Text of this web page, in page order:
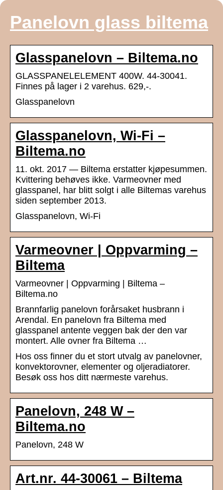
Panelovn glass biltema
Glasspanelovn – Biltema.no
GLASSPANELELEMENT 400W. 44-30041.
Finnes på lager i 2 varehus. 629,-.
Glasspanelovn
Glasspanelovn, Wi-Fi –
Biltema.no
11. okt. 2017 — Biltema erstatter kjøpesummen.
Kvittering behøves ikke. Varmeovner med
glasspanel, har blitt solgt i alle Biltemas varehus
siden september 2013.
Glasspanelovn, Wi-Fi
Varmeovner | Oppvarming –
Biltema
Varmeovner | Oppvarming | Biltema –
Biltema.no
Brannfarlig panelovn forårsaket husbrann i
Arendal. En panelovn fra Biltema med
glasspanel antente veggen bak der den var
montert. Alle ovner fra Biltema …
Hos oss finner du et stort utvalg av panelovner,
konvektorovner, elementer og oljeradiatorer.
Besøk oss hos ditt nærmeste varehus.
Panelovn, 248 W –
Biltema.no
Panelovn, 248 W
Art.nr. 44-30061 – Biltema